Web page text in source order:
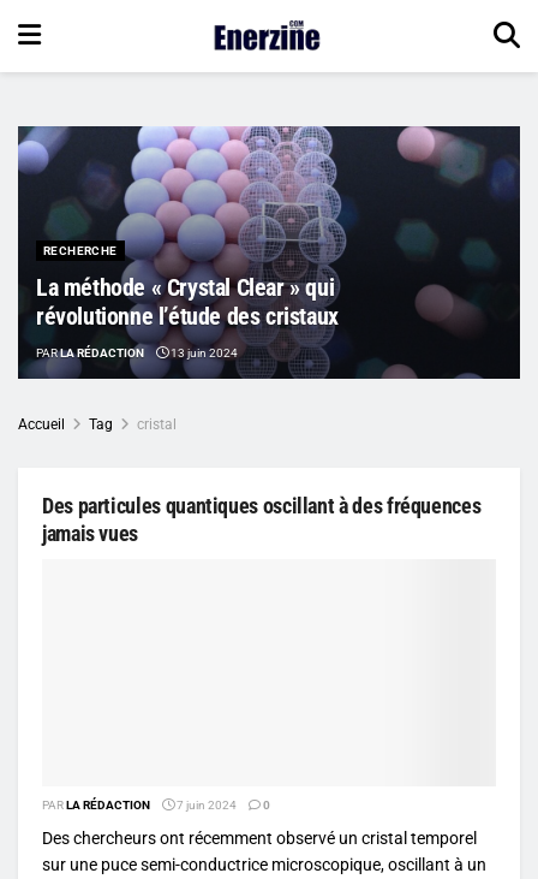
RECHERCHE
La méthode « Crystal Clear » qui
révolutionne l’étude des cristaux
PARLA RÉDACTION 13 juin 2024
Accueil Tag cristal
Des particules quantiques oscillant à des fréquences
jamais vues
PARLA RÉDACTION 7 juin 2024 0
Des chercheurs ont récemment observé un cristal temporel
sur une puce semi-conductrice microscopique, oscillant à un